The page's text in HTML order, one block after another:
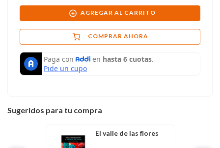
AGREGAR AL CARRITO
COMPRAR AHORA
Sugeridos para tu compra
El valle de las flores